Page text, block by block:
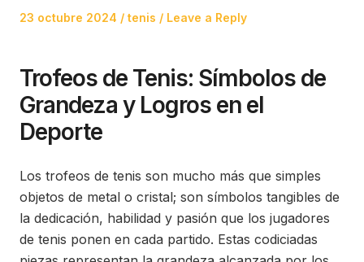
Posted
23 octubre 2024
Posted
tenis Leave a Reply
Trofeos de Tenis: Símbolos de
Grandeza y Logros en el
Deporte
Los trofeos de tenis son mucho más que simples
objetos de metal o cristal; son símbolos tangibles de
la dedicación, habilidad y pasión que los jugadores
de tenis ponen en cada partido. Estas codiciadas